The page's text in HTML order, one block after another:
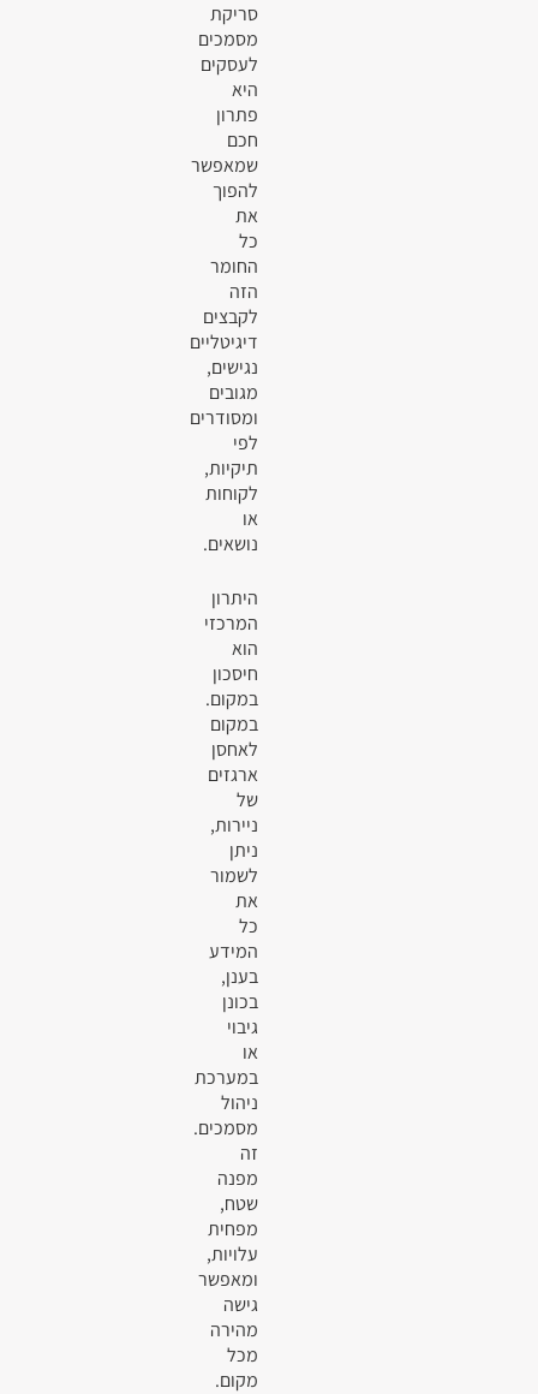
סריקת
מסמכים
לעסקים
היא
פתרון
חכם
שמאפשר
להפוך
את
כל
החומר
הזה
לקבצים
דיגיטליים
נגישים,
מגובים
ומסודרים
לפי
תיקיות,
לקוחות
או
נושאים.
היתרון
המרכזי
הוא
חיסכון
במקום.
במקום
לאחסן
ארגזים
של
ניירות,
ניתן
לשמור
את
כל
המידע
בענן,
בכונן
גיבוי
או
במערכת
ניהול
מסמכים.
זה
מפנה
שטח,
מפחית
עלויות,
ומאפשר
גישה
מהירה
מכל
מקום.